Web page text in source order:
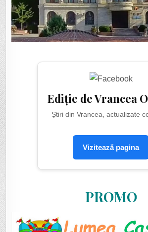
Ediție de Vrancea
Știri din Vrancea, actualizate
Vizitează pagina
PROMO